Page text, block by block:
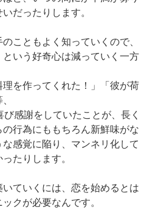
だったりします。
こともよく知っていくので、
という好奇心は減っていく一方
を作ってくれた！」「彼が荷
感謝をしていたことが、長く
行為にももちろん新鮮味がな
感覚に陥り、マンネリ化して
たりします。
ていくには、恋を始めるとは
クが必要なんです。